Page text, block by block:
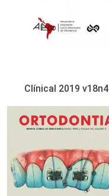
Clínical 2019 v18n4